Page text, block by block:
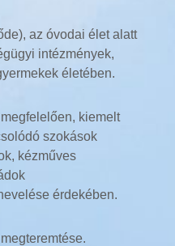
az óvodai élet alatt
intézmények,
életében.
kiemelt
szokások
kézműves
érdekében.